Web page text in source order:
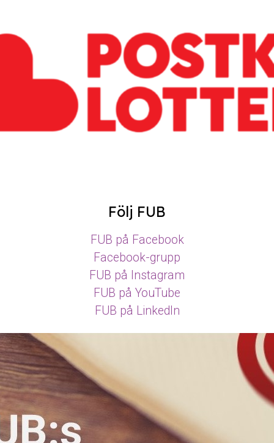
Följ FUB
FUB på Facebook
Facebook-grupp
FUB på Instagram
FUB på YouTube
FUB på LinkedIn